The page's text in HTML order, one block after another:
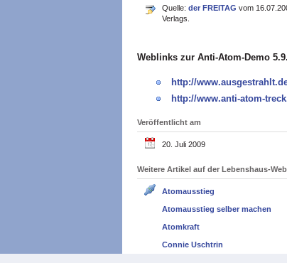
Quelle: der FREITAG vom
Verlags.
Weblinks zur Anti-Atom-Demo
http://
http://www.anti-atom-
Veröffentlicht am
20. Juli 2009
Weitere Artikel auf der Lebenshaus-
Atomausstieg
Atomausstieg selber machen
Atomkraft
Connie Uschtrin